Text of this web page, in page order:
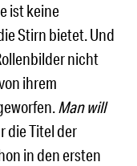
ist keine
Stirn bietet. Und
nicht
ihrem
Man will
die Titel der
in den ersten